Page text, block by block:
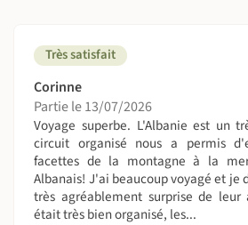
Très satisfait
Corinne
Partie le 13/07/2026
Voyage superbe. L'Albanie est un
circuit organisé nous a permis
facettes de la montagne à la
Albanais! J'ai beaucoup voyagé et je
très agréablement surprise de leur
était très bien organisé, les...